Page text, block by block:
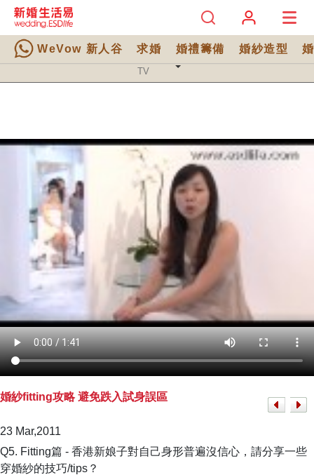
WeVow 新人谷 求婚 婚禮籌備 婚紗造型
TV 分類
TV
婚紗fitting攻略 避免跌入試身誤區
23 Mar,2011
Q5. Fitting篇 - 香港新娘子對自己身形普遍沒信心，請分享一些
穿婚紗的技巧/tips？